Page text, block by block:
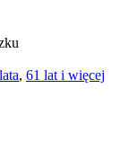
, 61 lat i więcej